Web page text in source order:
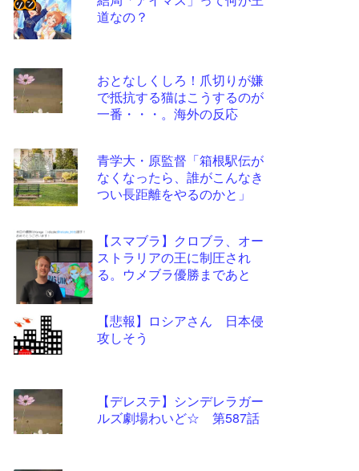
道なの？
おとなしくしろ！爪切りが嫌
で抵抗する猫はこうするのが
一番・・・。海外の反応
青学大・原監督「箱根駅伝が
なくなったら、誰がこんなき
つい長距離をやるのかと」
【スマブラ】クロブラ、オー
ストラリアの王に制圧され
る。ウメブラ優勝まであと
【悲報】ロシアさん 日本侵
攻しそう
【デレステ】シンデレラガー
ルズ劇場わいど☆ 第587話
コテ
- 固
定リ
ンク
更新
ツー
ル